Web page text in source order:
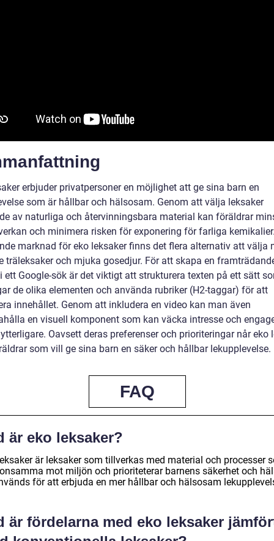
erbjuder privatpersoner en möjlighet att ge sina barn en
som är hållbar och hälsosam. Genom att välja leksaker
av naturliga och återvinningsbara material kan föräldrar
och minimera risken för exponering för farliga
marknad för eko leksaker finns det flera alternativ att välja
träleksaker och mjuka gosedjur. För att skapa en
ett Google-sök är det viktigt att strukturera texten på ett sätt
de olika elementen och använda rubriker (H2-taggar) för att
innehållet. Genom att inkludera en video kan man även
en visuell komponent som kan väcka intresse och
Oavsett deras preferenser och prioriteringar når eko
som vill ge sina barn en säker och hållbar lekupplevelse.
FAQ
är eko leksaker?
är leksaker som tillverkas med material och processer
mot miljön och prioriteterar barnens säkerhet och
för att erbjuda en mer hållbar och hälsosam
är fördelarna med eko leksaker